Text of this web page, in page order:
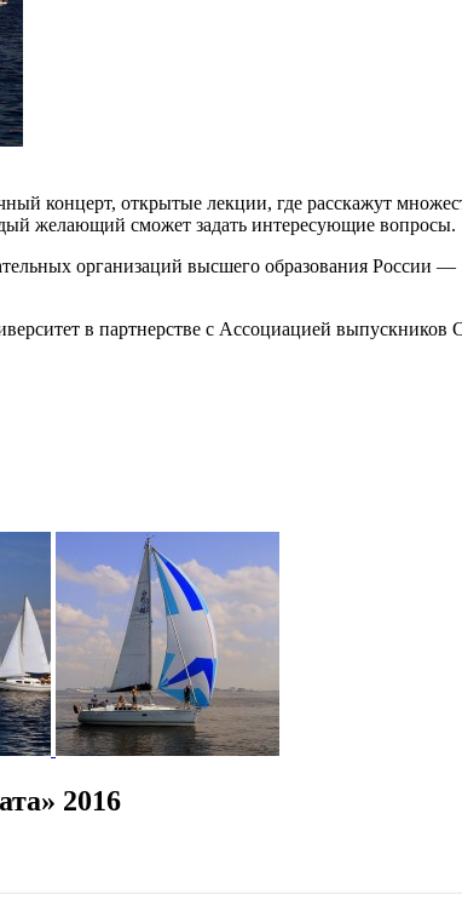
концерт, открытые лекции, где расскажут
желающий сможет задать интересующие вопросы.
организаций высшего образования России
в партнерстве с Ассоциацией
2016